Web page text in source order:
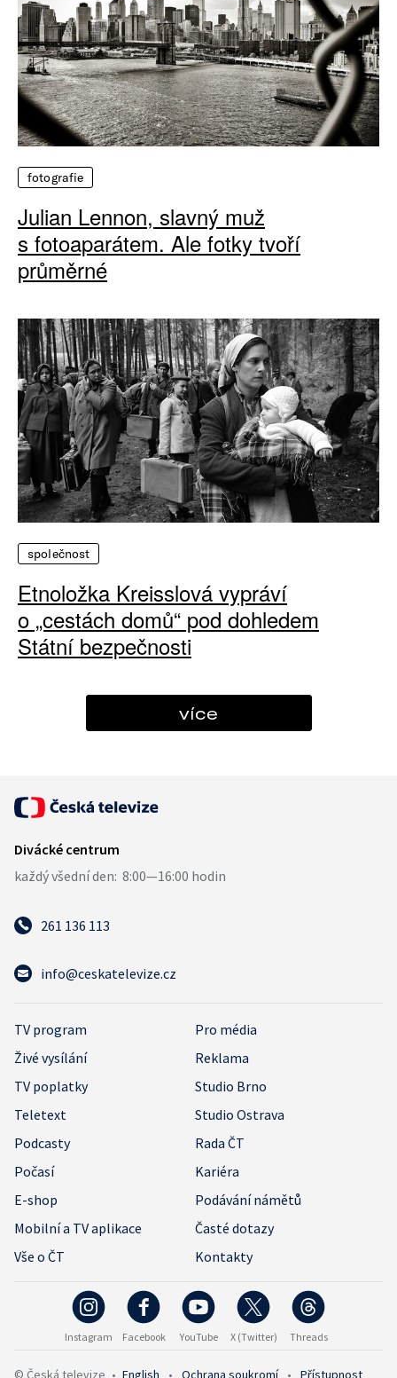
fotografie
Julian Lennon, slavný muž
s fotoaparátem. Ale fotky tvoří
průměrné
společnost
Etnoložka Kreisslová vypráví
o „cestách domů“ pod dohledem
Státní bezpečnosti
více
261 136 113
info@ceskatelevize.cz
TV program
Pro média
Živé vysílání
Reklama
TV poplatky
Studio Brno
Teletext
Studio Ostrava
Podcasty
Rada ČT
Počasí
Kariéra
E-shop
Podávání námětů
Mobilní a TV aplikace
Časté dotazy
Vše o ČT
Kontakty
Instagram Facebook YouTube X (Twitter) Threads